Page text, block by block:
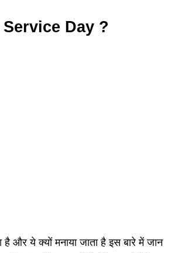
Day ?
है और ये क्यों मनाया जाता है इस बारे में जान